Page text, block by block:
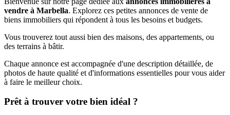
vendre à Marbella. Explorez ces petites annonces de vente de
biens immobiliers qui répondent à tous les besoins et budgets.
Vous trouverez tout aussi bien des maisons, des appartements, ou
des terrains à bâtir.
Chaque annonce est accompagnée d'une description détaillée, de
photos de haute qualité et d'informations essentielles pour vous aider
à faire le meilleur choix.
Prêt à trouver votre bien idéal ?